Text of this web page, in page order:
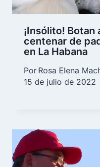
¡Insólito! Botan
centenar de
en La Habana
Por Rosa Elena
15 de julio de 2022